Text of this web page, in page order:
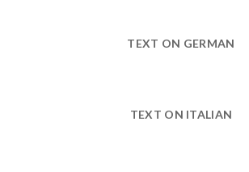
TEXT ON GERMAN
TEXT ON ITALIAN